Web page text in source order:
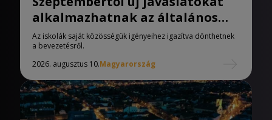
alkalmazhatnak az általános
iskolák
Az iskolák saját közösségük igényeihez igazítva dönthetnek
a bevezetésről.
2026. augusztus 10.Magyarország